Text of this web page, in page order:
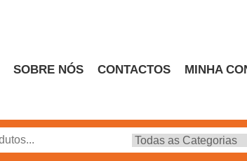
SOBRE NÓS CONTACTOS MINHA